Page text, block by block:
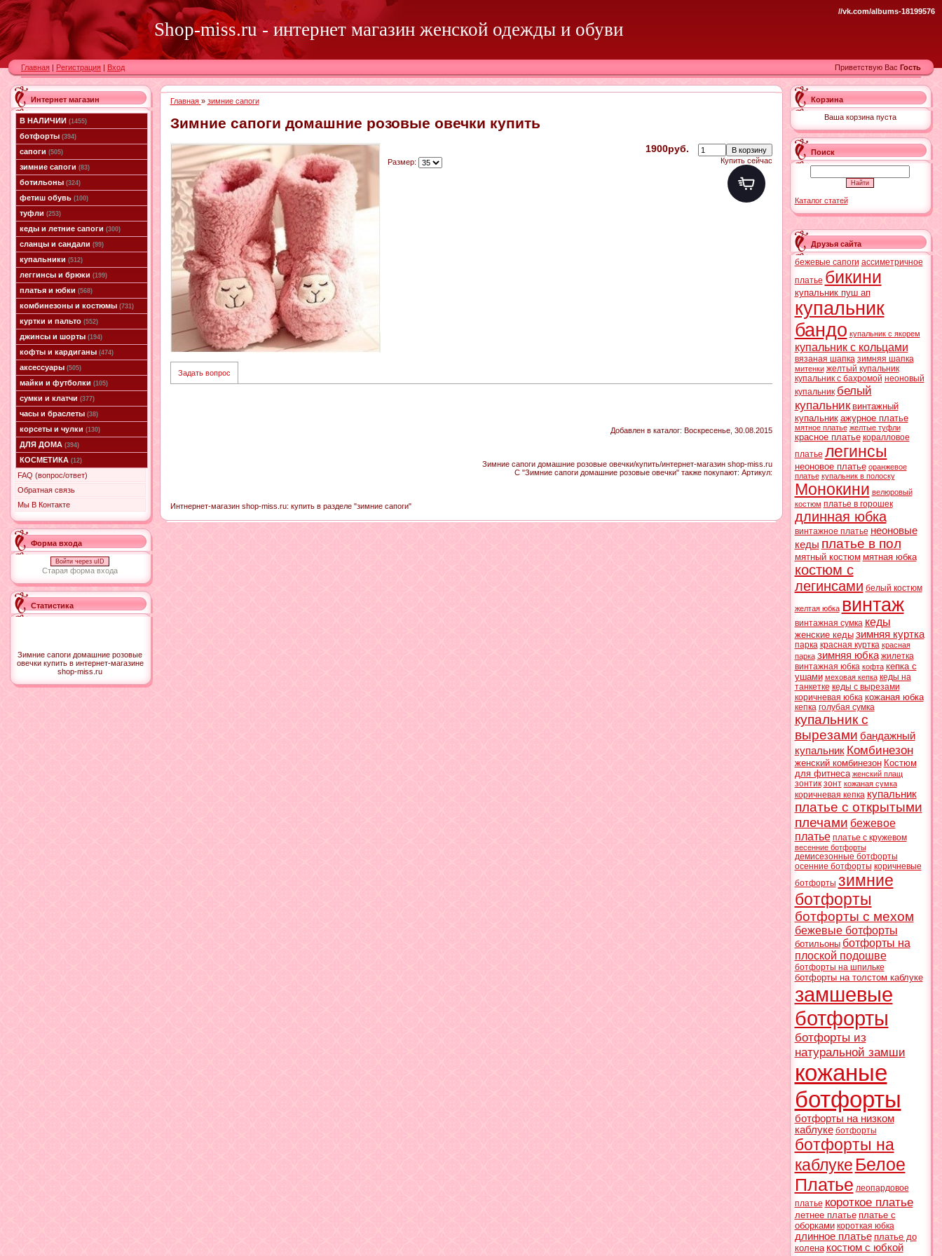
Shop-miss.ru - интернет магазин женской одежды и обуви
//vk.com/albums-18199576
Главная | Регистрация | Вход Приветствую Вас Гость
Интернет магазин
В НАЛИЧИИ(1455)
ботфорты(394)
сапоги(505)
зимние сапоги(83)
ботильоны(324)
фетиш обувь(100)
туфли(253)
кеды и летние сапоги(300)
сланцы и сандали(99)
купальники(512)
леггинсы и брюки(199)
платья и юбки(568)
комбинезоны и костюмы(731)
куртки и пальто(552)
джинсы и шорты(194)
кофты и кардиганы(474)
аксессуары(505)
майки и футболки(105)
сумки и клатчи(377)
часы и браслеты(38)
корсеты и чулки(130)
ДЛЯ ДОМА(394)
КОСМЕТИКА(12)
FAQ (вопрос/ответ)
Обратная связь
Мы В Контакте
Форма входа
Войти через uID
Старая форма входа
Статистика
Зимние сапоги домашние розовые
овечки купить в интернет-магазине
shop-miss.ru
Главная » зимние сапоги
Зимние сапоги домашние розовые овечки купить
1900руб.
Размер: Купить сейчас
Задать вопрос
Добавлен в каталог: Воскресенье, 30.08.2015
Зимние сапоги домашние розовые овечки/купить/интернет-магазин shop-miss.ru
С "Зимние сапоги домашние розовые овечки" также покупают: Артикул:
Интнернет-магазин shop-miss.ru: купить в разделе "зимние сапоги"
Корзина
Ваша корзина пуста
Поиск
Каталог статей
Друзья сайта
бежевые сапоги ассиметричное
платье бикини
купальник пуш ап
купальник
бандо купальник с якорем
купальник с кольцами
вязаная шапка зимняя шапка
митенки желтый купальник
купальник с бахромой неоновый
купальник белый
купальник винтажный
купальник ажурное платье
мятное платье желтые туфли
красное платье коралловое
платье легинсы
неоновое платье оранжевое
платье купальник в полоску
Монокини велюровый
костюм платье в горошек
длинная юбка
винтажное платье неоновые
кеды платье в пол
мятный костюм мятная юбка
костюм с
легинсами белый костюм
желтая юбка винтаж
винтажная сумка кеды
женские кеды зимняя куртка
парка красная куртка красная
парка зимняя юбка жилетка
винтажная юбка кофта кепка с
ушами меховая кепка кеды на
танкетке кеды с вырезами
коричневая юбка кожаная юбка
кепка голубая сумка
купальник с
вырезами бандажный
купальник Комбинезон
женский комбинезон Костюм
для фитнеса женский плащ
зонтик зонт кожаная сумка
коричневая кепка купальник
платье с открытыми
плечами бежевое
платье платье с кружевом
весенние ботфорты
демисезонные ботфорты
осенние ботфорты коричневые
ботфорты зимние
ботфорты
ботфорты с мехом
бежевые ботфорты
ботильоны ботфорты на
плоской подошве
ботфорты на шпильке
ботфорты на толстом каблуке
замшевые
ботфорты
ботфорты из
натуральной замши
кожаные
ботфорты
ботфорты на низком
каблуке ботфорты
ботфорты на
каблуке Белое
Платье леопардовое
платье короткое платье
летнее платье платье с
оборками короткая юбка
длинное платье платье до
колена костюм с юбкой